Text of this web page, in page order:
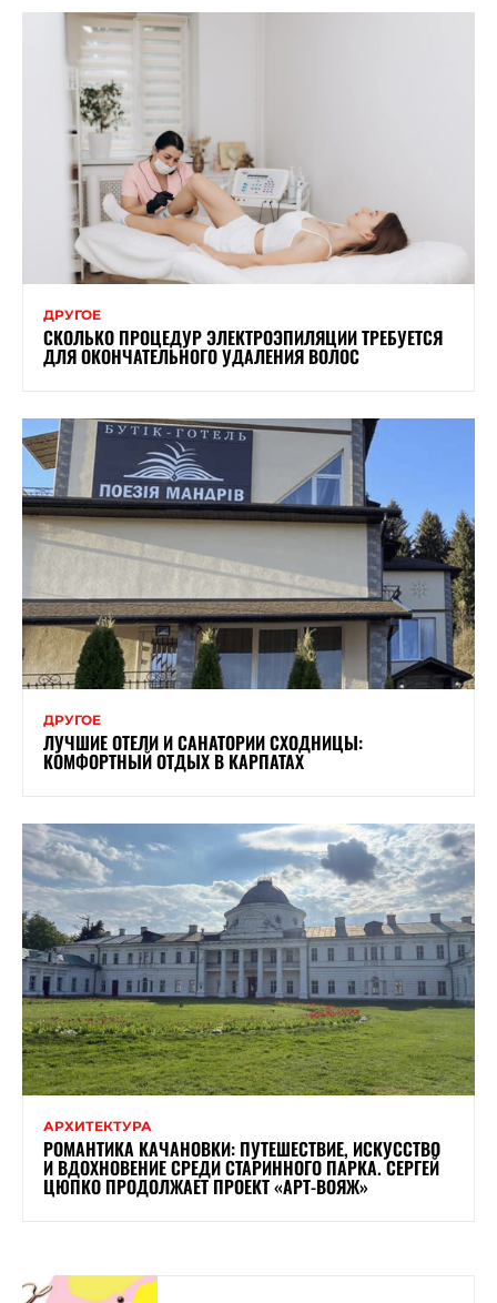
ДРУГОЕ
СКОЛЬКО ПРОЦЕДУР ЭЛЕКТРОЭПИЛЯЦИИ ТРЕБУЕТСЯ
ДЛЯ ОКОНЧАТЕЛЬНОГО УДАЛЕНИЯ ВОЛОС
ДРУГОЕ
ЛУЧШИЕ ОТЕЛИ И САНАТОРИИ СХОДНИЦЫ:
КОМФОРТНЫЙ ОТДЫХ В КАРПАТАХ
АРХИТЕКТУРА
РОМАНТИКА КАЧАНОВКИ: ПУТЕШЕСТВИЕ, ИСКУССТВО
И ВДОХНОВЕНИЕ СРЕДИ СТАРИННОГО ПАРКА. СЕРГЕЙ
ЦЮПКО ПРОДОЛЖАЕТ ПРОЕКТ «АРТ-ВОЯЖ»